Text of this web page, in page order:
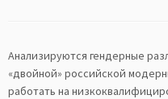
Анализируются гендерные
«двойной» российской
работать на